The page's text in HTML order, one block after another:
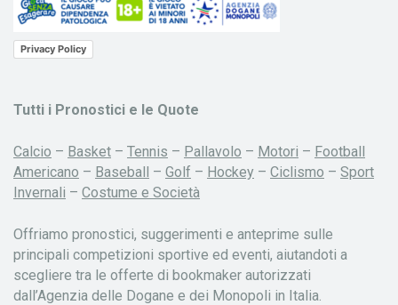
Privacy Policy
Tutti i Pronostici e le Quote
Calcio – Basket – Tennis – Pallavolo – Motori – Football
Americano – Baseball – Golf – Hockey – Ciclismo – Sport
Invernali – Costume e Società
Offriamo pronostici, suggerimenti e anteprime sulle
principali competizioni sportive ed eventi, aiutandoti a
scegliere tra le offerte di bookmaker autorizzati
dall’Agenzia delle Dogane e dei Monopoli in Italia.